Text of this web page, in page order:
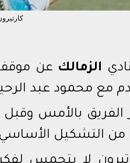
الزمالك عن موقف
مع محمود عبد
بالأمس وقبل
من التشكيل